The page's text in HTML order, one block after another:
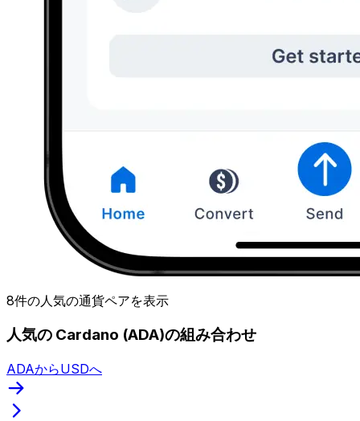
8件の人気の通貨ペアを表示
人気の Cardano (ADA)の組み合わせ
ADAからUSDへ